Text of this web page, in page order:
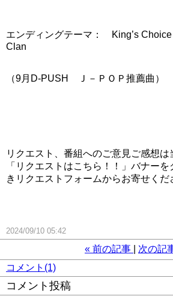
エンディングテーマ： King’s
Clan
（9月D-PUSH Ｊ－ＰＯＰ推薦曲）
リクエスト、番組へのご意見ご感想は
「リクエストはこちら！！」バナー
きリクエストフォームからお寄せくだ
2024/09/10 05:42
« 前の記事 次の記
コメント(1)
コメント投稿